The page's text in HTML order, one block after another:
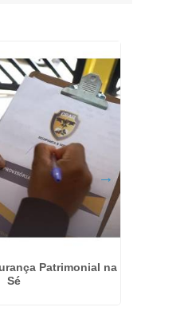
Patrimonial na
Sé